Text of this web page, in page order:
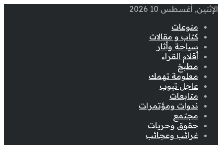
الإثنين, أغسطس 10 2026
منوعات
كتاب و مقالات
سياحة وأثار
أقلام القراء
مطبخ
معلومة تهمك
عاجل تيوب
متابعات
ندوات ومؤتمرات
مجتمع
حقوق وحريات
غرائب وعجائب